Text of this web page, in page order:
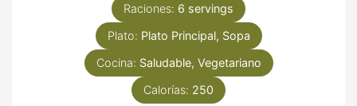
Raciones: 6 servings
Plato: Plato Principal, Sopa
Cocina: Saludable, Vegetariano
Calorías: 250